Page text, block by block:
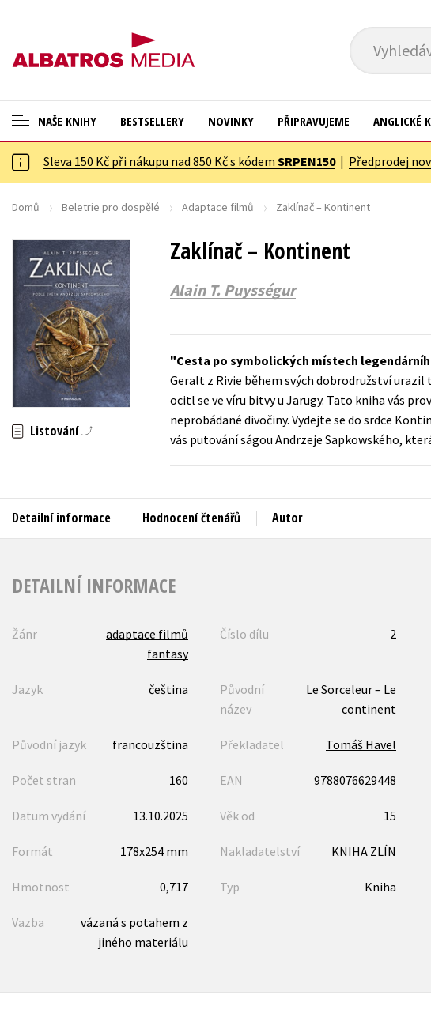
NAŠE KNIHY
ANGLICKÉ KNIHY -20 %
VÝPRODEJ -70 %
ASTERIX S DÁRKEM
🎁DÁRKOVÉ PUBLIKACE
✉️ DÁRKOVÉ POUKAZY
Auto - moto
Beletrie pro děti
Cestování
Dárkové publikace
Digitální fotografie
Esoterika a duchovní svět
Jazyky
Kalendáře
Kariéra a osobní rozvoj
BESTSELLERY NOVINKY PŘIPRAVUJEME ANGLICKÉ
Sleva 150 Kč při nákupu nad 850 Kč s kódem SRPEN150| Předprodej
Domů Beletrie pro dospělé Adaptace filmů Zaklínač – Kontinent
Zaklínač – Kontinent
Alain T. Puysségur
Listování
Cesta po symbolických místech
Geralt z Rivie během svých dobrodružství
ocitl se ve víru bitvy u Jarugy. Tato kniha vás
neprobádané divočiny. Vydejte se do srdce
vás putování ságou Andrzeje Sapkowského,
Detailní informace Hodnocení čtenářů Autor
DETAILNÍ INFORMACE
Žánr
adaptace filmů
fantasy
Číslo dílu 2
Jazyk čeština
Původní
název
Le Sorceleur – Le
continent
Původní jazyk francouzština Překladatel Tomáš Havel
Počet stran 160 EAN 9788076629448
Datum vydání 13.10.2025 Věk od 15
Formát 178x254 mm Nakladatelství KNIHA ZLÍN
Hmotnost 0,717 Typ Kniha
Vazba
vázaná s potahem z
jiného materiálu